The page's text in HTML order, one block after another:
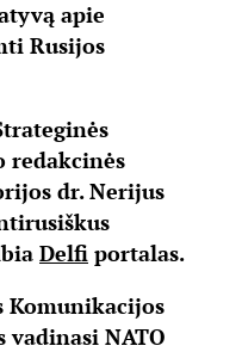
apie
Rusijos
redakcinės
dr. Nerijus
Delfi portalas.
Komunikacijos
vadinasi NATO